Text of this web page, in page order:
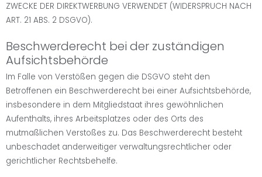
ZWECKE DER DIREKTWERBUNG VERWENDET (WIDERSPRUCH NACH
ART. 21 ABS. 2 DSGVO).
Beschwerderecht bei der zuständigen
Aufsichtsbehörde
Im Falle von Verstößen gegen die DSGVO steht den
Betroffenen ein Beschwerderecht bei einer Aufsichtsbehörde,
insbesondere in dem Mitgliedstaat ihres gewöhnlichen
Aufenthalts, ihres Arbeitsplatzes oder des Orts des
mutmaßlichen Verstoßes zu. Das Beschwerderecht besteht
unbeschadet anderweitiger verwaltungsrechtlicher oder
gerichtlicher Rechtsbehelfe.